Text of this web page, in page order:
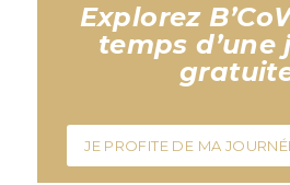
Explorez
temps d’une
JE PROFITE DE MA